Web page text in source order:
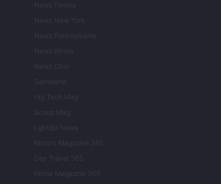
Newz Florida
Newz New York
Newz Pennsylvania
Newz Illinois
Newz Ohio
Gameland
Hig Tech Mag
Scoop Mag
Lgbtqia News
Motors Magazine 365
Day Travel 365
Home Magazine 365